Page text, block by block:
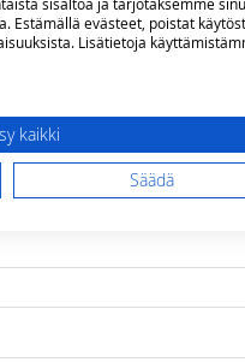
Estämällä evästeet, poistat
Lisätietoja
kaikki
Säädä